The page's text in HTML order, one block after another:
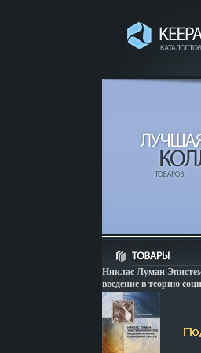
Никлас Луман
введение в теорию
Издательство: ИФРАН,
обложка, 136 стр ISBN
Тираж: 500 экз
(~143х205 мм) инфо